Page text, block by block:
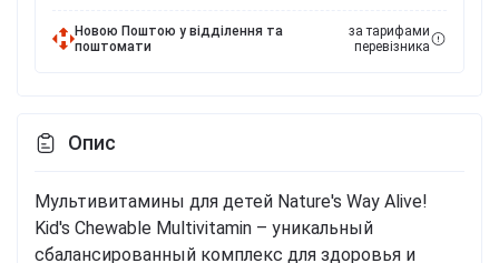
Новою Поштою у відділення та
поштомати
за тарифами
перевізника
Опис
Мультивитамины для детей Nature's Way Alive!
Kid's Chewable Multivitamin – уникальный
сбалансированный комплекс для здоровья и